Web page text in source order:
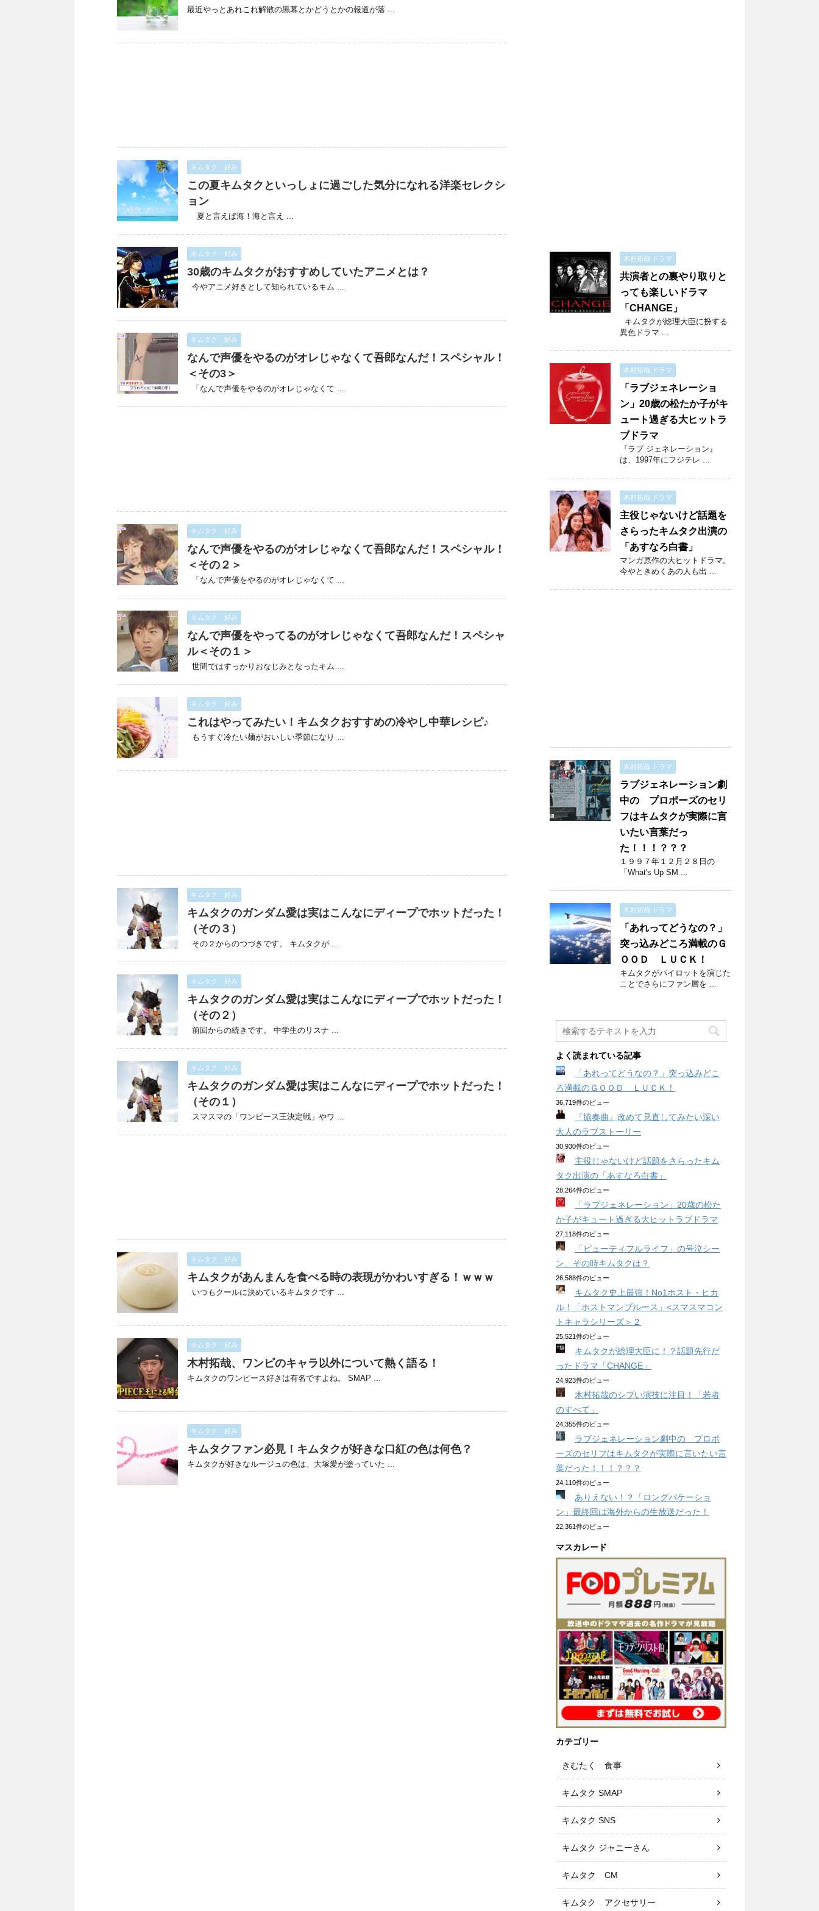
最近やっとあれこれ解散の黒幕とかどうとかの報道が落 ...
キムタク 好み
この夏キムタクといっしょに過ごした気分になれる洋楽セレクシ
ョン
夏と言えば海！海と言え ...
キムタク 好み
30歳のキムタクがおすすめしていたアニメとは？
今やアニメ好きとして知られているキム ...
キムタク 好み
なんで声優をやるのがオレじゃなくて吾郎なんだ！スペシャル！
＜その3＞
「なんで声優をやるのがオレじゃなくて ...
キムタク 好み
なんで声優をやるのがオレじゃなくて吾郎なんだ！スペシャル！
＜その２＞
「なんで声優をやるのがオレじゃなくて ...
キムタク 好み
なんで声優をやってるのがオレじゃなくて吾郎なんだ！スペシャ
ル＜その１＞
世間ではすっかりおなじみとなったキム ...
キムタク 好み
これはやってみたい！キムタクおすすめの冷やし中華レシピ♪
もうすぐ冷たい麺がおいしい季節になり ...
キムタク 好み
キムタクのガンダム愛は実はこんなにディープでホットだった！
（その３）
その２からのつづきです。 キムタクが ...
キムタク 好み
キムタクのガンダム愛は実はこんなにディープでホットだった！
（その２）
前回からの続きです。 中学生のリスナ ...
キムタク 好み
キムタクのガンダム愛は実はこんなにディープでホットだった！
（その１）
スマスマの「ワンピース王決定戦」やワ ...
キムタク 好み
キムタクがあんまんを食べる時の表現がかわいすぎる！ｗｗｗ
いつもクールに決めているキムタクです ...
キムタク 好み
木村拓哉、ワンピのキャラ以外について熱く語る！
キムタクのワンピース好きは有名ですよね。 SMAP ...
キムタク 好み
キムタクファン必見！キムタクが好きな口紅の色は何色？
キムタクが好きなルージュの色は、大塚愛が塗っていた ...
木村拓哉 ドラマ
共演者との裏やり取りと
っても楽しいドラマ
「CHANGE」
キムタクが総理大臣に扮する
異色ドラマ ...
木村拓哉 ドラマ
「ラブジェネレーショ
ン」20歳の松たか子がキ
ュート過ぎる大ヒットラ
ブドラマ
『ラブ ジェネレーション』
は、1997年にフジテレ ...
木村拓哉 ドラマ
主役じゃないけど話題を
さらったキムタク出演の
「あすなろ白書」
マンガ原作の大ヒットドラマ。
今やときめくあの人も出 ...
木村拓哉 ドラマ
ラブジェネレーション劇
中の プロポーズのセリ
フはキムタクが実際に言
いたい言葉だっ
た！！！？？？
１９９７年１２月２８日の
「What's Up SM ...
木村拓哉 ドラマ
「あれってどうなの？」
突っ込みどころ満載のＧ
ＯＯＤ ＬＵＣＫ！
キムタクがパイロットを演じた
ことでさらにファン層を ...
よく読まれている記事
「あれってどうなの？」突っ込みどこ
ろ満載のＧＯＯＤ ＬＵＣＫ！
36,719件のビュー
『協奏曲』改めて見直してみたい深い
大人のラブストーリー
30,930件のビュー
主役じゃないけど話題をさらったキム
タク出演の「あすなろ白書」
28,264件のビュー
「ラブジェネレーション」20歳の松た
か子がキュート過ぎる大ヒットラブドラマ
27,118件のビュー
「ビューティフルライフ」の号泣シー
ン、その時キムタクは？
26,588件のビュー
キムタク史上最強！No1ホスト・ヒカ
ル！「ホストマンブルース」<スマスマコン
トキャラシリーズ＞２
25,521件のビュー
キムタクが総理大臣に！？話題先行だ
ったドラマ「CHANGE」
24,923件のビュー
木村拓哉のシブい演技に注目！「若者
のすべて」
24,355件のビュー
ラブジェネレーション劇中の プロポ
ーズのセリフはキムタクが実際に言いたい言
葉だった！！！？？？
24,110件のビュー
ありえない！？「ロングバケーショ
ン」最終回は海外からの生放送だった！
22,361件のビュー
マスカレード
カテゴリー
きむたく 食事
キムタク SMAP
キムタク SNS
キムタク ジャニーさん
キムタク CM
キムタク アクセサリー